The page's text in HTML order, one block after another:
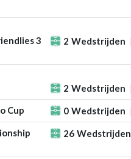
3 2 Wedstrijden
2 Wedstrijden
Cup 0 Wedstrijden
26 Wedstrijden